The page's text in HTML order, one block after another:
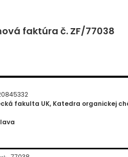
faktúra č. ZF/77038
fakulta UK, Katedra organickej